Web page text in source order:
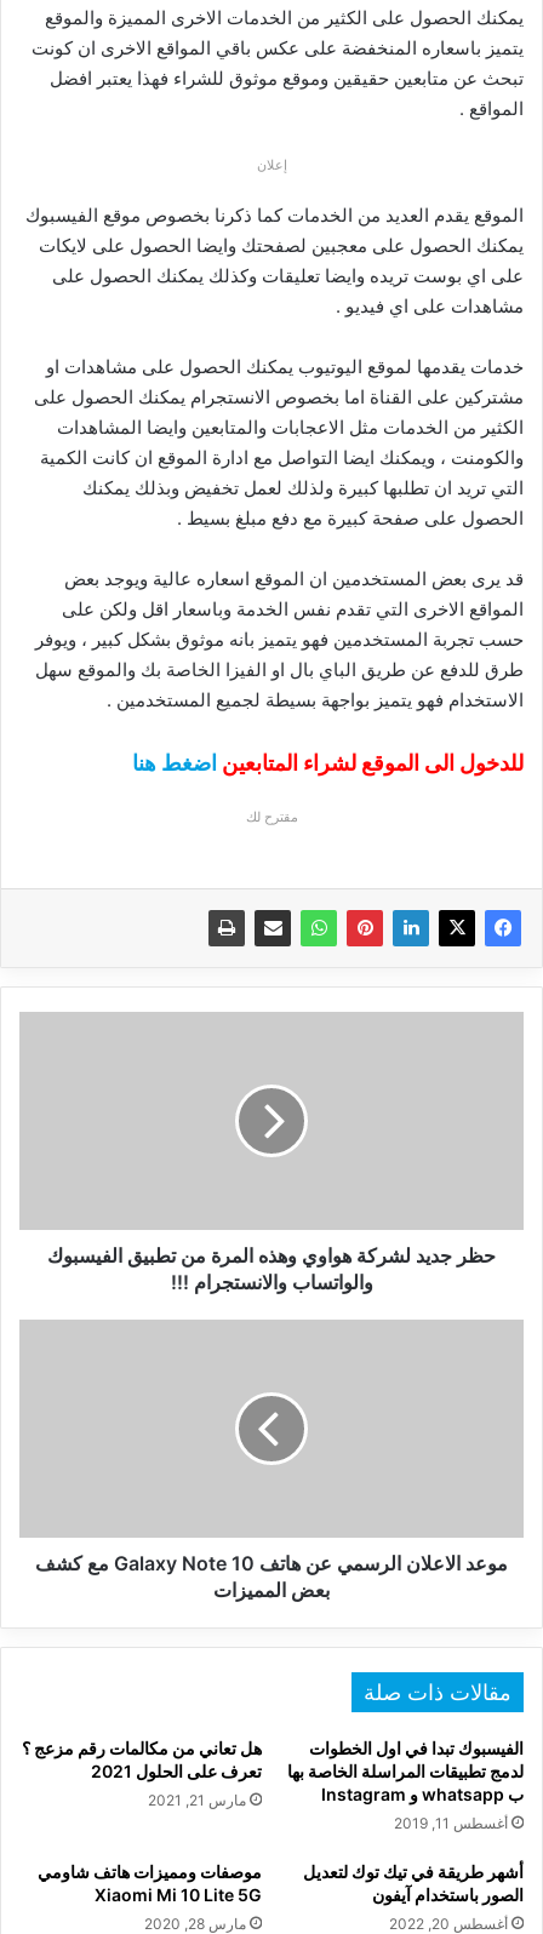
يمكنك الحصول على الكثير من الخدمات الاخرى المميزة والموقع
يتميز باسعاره المنخفضة على عكس باقي المواقع الاخرى ان كونت
تبحث عن متابعين حقيقين وموقع موثوق للشراء فهذا يعتبر افضل
المواقع .
إعلان
الموقع يقدم العديد من الخدمات كما ذكرنا بخصوص موقع الفيسبوك
يمكنك الحصول على معجبين لصفحتك وايضا الحصول على لايكات
على اي بوست تريده وايضا تعليقات وكذلك يمكنك الحصول على
مشاهدات على اي فيديو .
خدمات يقدمها لموقع اليوتيوب يمكنك الحصول على مشاهدات او
مشتركين على القناة اما بخصوص الانستجرام يمكنك الحصول على
الكثير من الخدمات مثل الاعجابات والمتابعين وايضا المشاهدات
والكومنت ، ويمكنك ايضا التواصل مع ادارة الموقع ان كانت الكمية
التي تريد ان تطلبها كبيرة ولذلك لعمل تخفيض وبذلك يمكنك
الحصول على صفحة كبيرة مع دفع مبلغ بسيط .
قد يرى بعض المستخدمين ان الموقع اسعاره عالية ويوجد بعض
المواقع الاخرى التي تقدم نفس الخدمة وباسعار اقل ولكن على
حسب تجربة المستخدمين فهو يتميز بانه موثوق بشكل كبير ، ويوفر
طرق للدفع عن طريق الباي بال او الفيزا الخاصة بك والموقع سهل
الاستخدام فهو يتميز بواجهة بسيطة لجميع المستخدمين .
للدخول الى الموقع لشراء المتابعين اضغط هنا
مقترح لك
الفيسبوك
والواتساب
حظر جديد لشركة هواوي وهذه المرة من تطبيق الفيسبوك
والواتساب والانستجرام !!!
مع
كشف
موعد الاعلان الرسمي عن هاتف Galaxy Note 10 مع كشف
بعض المميزات
مقالات ذات صلة
الفيسبوك تبدا في اول الخطوات
لدمج تطبيقات المراسلة الخاصة بها
ب whatsapp و Instagram
أغسطس 11, 2019
هل تعاني من مكالمات رقم مزعج ؟
تعرف على الحلول 2021
مارس 21, 2021
أشهر طريقة في تيك توك لتعديل
الصور باستخدام آيفون
أغسطس 20, 2022
موصفات ومميزات هاتف شاومي
Xiaomi Mi 10 Lite 5G
مارس 28, 2020